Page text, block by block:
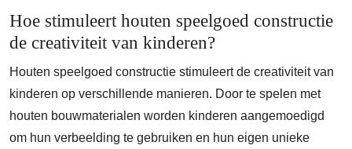
Hoe stimuleert houten speelgoed constructie
de creativiteit van kinderen?
Houten speelgoed constructie stimuleert de creativiteit van
kinderen op verschillende manieren. Door te spelen met
houten bouwmaterialen worden kinderen aangemoedigd
om hun verbeelding te gebruiken en hun eigen unieke